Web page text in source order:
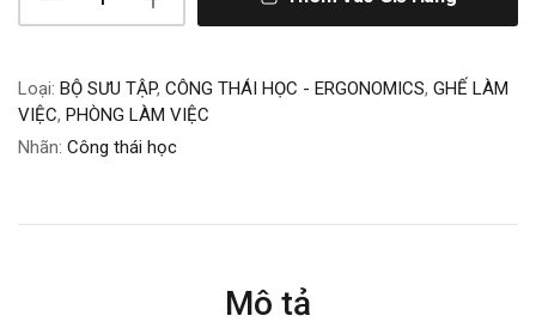
Loại: BỘ SƯU TẬP, CÔNG THÁI HỌC - ERGONOMICS, GHẾ LÀM
VIỆC, PHÒNG LÀM VIỆC
Nhãn: Công thái học
Mô tả